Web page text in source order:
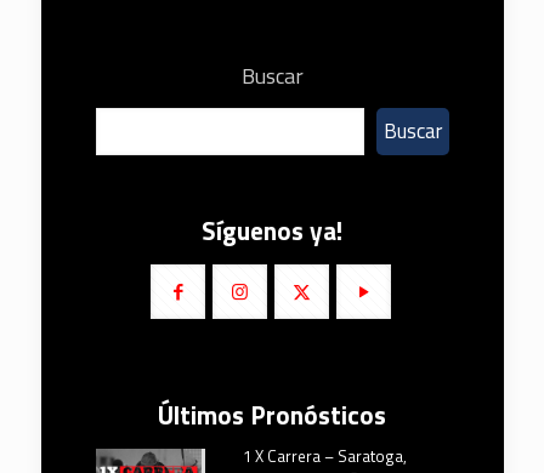
Buscar
Buscar
Síguenos ya!
Últimos Pronósticos
1 X Carrera – Saratoga,